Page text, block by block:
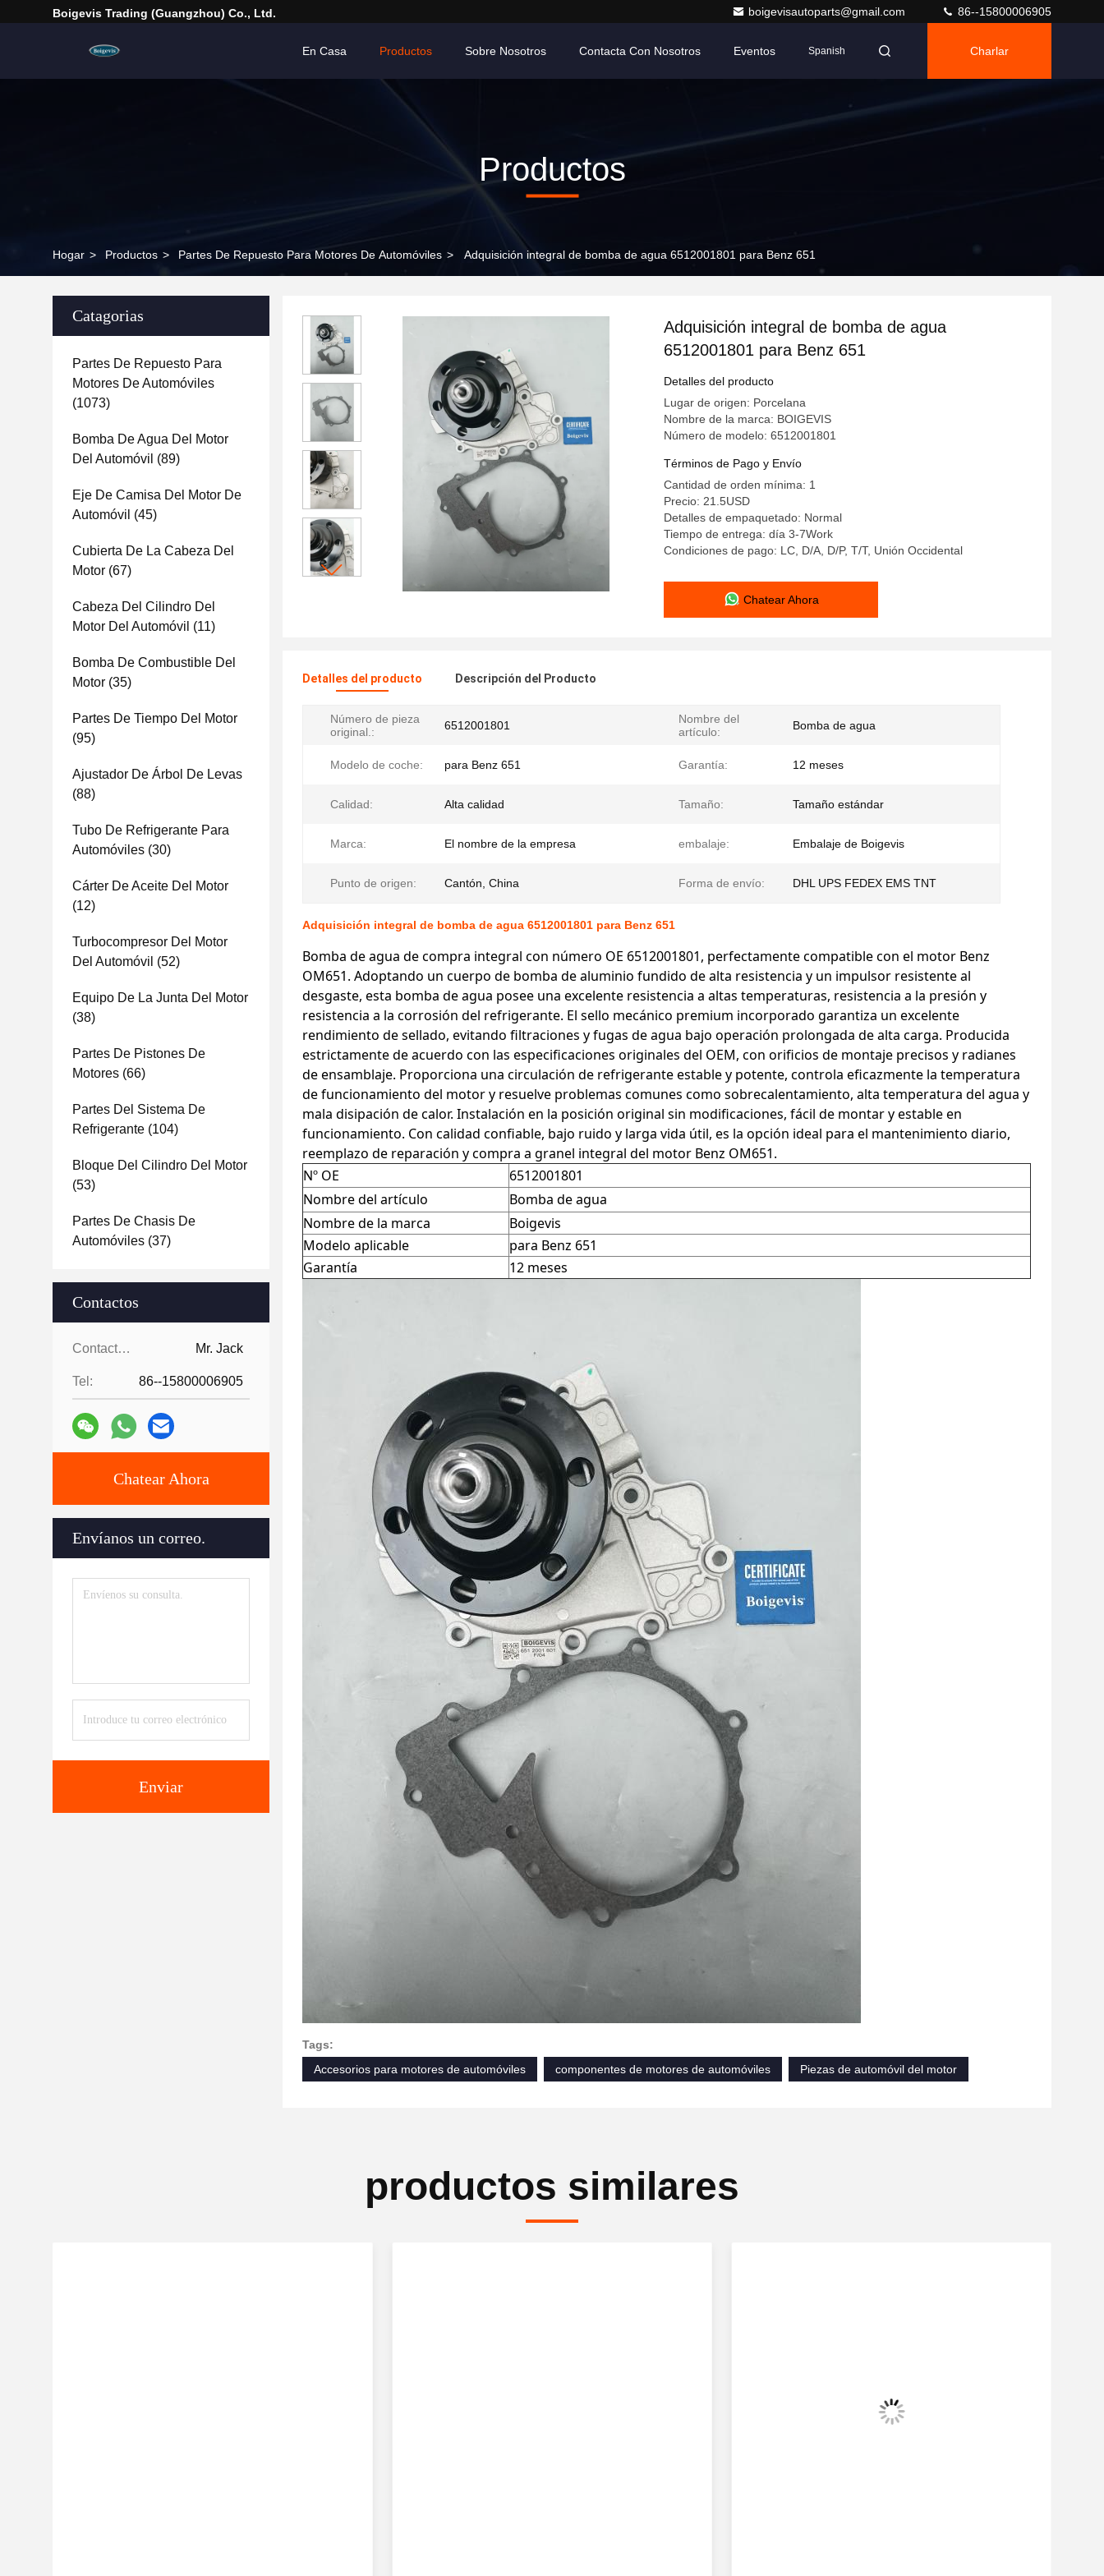
Boigevis Trading (guangzhou) Co., Ltd. boigevisautoparts@gmail.com 86--15800006905
En Casa Productos Sobre Nosotros Contacta Con Nosotros Eventos Spanish Charlar
Productos
Hogar > Productos > Partes De Repuesto Para Motores De Automóviles > Adquisición integral de bomba de agua 6512001801 para Benz 651
Catagorias
Partes De Repuesto Para
Motores De Automóviles
(1073)
Bomba De Agua Del Motor
Del Automóvil (89)
Eje De Camisa Del Motor De
Automóvil (45)
Cubierta De La Cabeza Del
Motor (67)
Cabeza Del Cilindro Del
Motor Del Automóvil (11)
Bomba De Combustible Del
Motor (35)
Partes De Tiempo Del Motor
(95)
Ajustador De Árbol De Levas
(88)
Tubo De Refrigerante Para
Automóviles (30)
Cárter De Aceite Del Motor
(12)
Turbocompresor Del Motor
Del Automóvil (52)
Equipo De La Junta Del Motor
(38)
Partes De Pistones De
Motores (66)
Partes Del Sistema De
Refrigerante (104)
Bloque Del Cilindro Del Motor
(53)
Partes De Chasis De
Automóviles (37)
Contactos
Contactos: Mr. Jack
Tel: 86--15800006905
Chatear Ahora
Envíanos un correo.
Enviar
Adquisición integral de bomba de agua
6512001801 para Benz 651
Detalles del producto
Lugar de origen: Porcelana
Nombre de la marca: BOIGEVIS
Número de modelo: 6512001801
Términos de Pago y Envío
Cantidad de orden mínima: 1
Precio: 21.5USD
Detalles de empaquetado: Normal
Tiempo de entrega: día 3-7Work
Condiciones de pago: LC, D/A, D/P, T/T, Unión Occidental
Chatear Ahora
Detalles del producto Descripción del Producto
Número de pieza
original.:
6512001801
Nombre del
artículo:
Bomba de agua
Modelo de coche: para Benz 651 Garantía: 12 meses
Calidad: Alta calidad Tamaño: Tamaño estándar
Marca: El nombre de la empresa embalaje: Embalaje de Boigevis
Punto de origen: Cantón, China Forma de envío: DHL UPS FEDEX EMS TNT
Adquisición integral de bomba de agua 6512001801 para Benz 651
Bomba de agua de compra integral con número OE 6512001801, perfectamente compatible con el motor Benz
OM651. Adoptando un cuerpo de bomba de aluminio fundido de alta resistencia y un impulsor resistente al
desgaste, esta bomba de agua posee una excelente resistencia a altas temperaturas, resistencia a la presión y
resistencia a la corrosión del refrigerante. El sello mecánico premium incorporado garantiza un excelente
rendimiento de sellado, evitando filtraciones y fugas de agua bajo operación prolongada de alta carga. Producida
estrictamente de acuerdo con las especificaciones originales del OEM, con orificios de montaje precisos y radianes
de ensamblaje. Proporciona una circulación de refrigerante estable y potente, controla eficazmente la temperatura
de funcionamiento del motor y resuelve problemas comunes como sobrecalentamiento, alta temperatura del agua y
mala disipación de calor. Instalación en la posición original sin modificaciones, fácil de montar y estable en
funcionamiento. Con calidad confiable, bajo ruido y larga vida útil, es la opción ideal para el mantenimiento diario,
reemplazo de reparación y compra a granel integral del motor Benz OM651.
Nº OE
6512001801
Nombre del artículo
Bomba de agua
Nombre de la marca
Boigevis
Modelo aplicable
para Benz 651
Garantía
12 meses